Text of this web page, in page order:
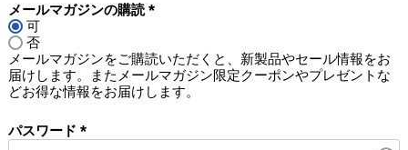
メールマガジンの購読
須
)
可
否
メールマガジンをご購読いただくと、新製品やセール情報をお
届けします。またメールマガジン限定クーポンやプレゼントな
どお得な情報をお届けします。
パスワード